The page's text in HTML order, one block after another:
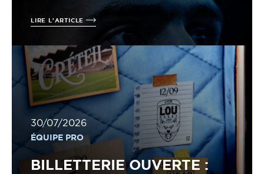
LIRE L'ARTICLE
30/07/2026
ÉQUIPE PRO
BILLETTERIE OUVERTE :